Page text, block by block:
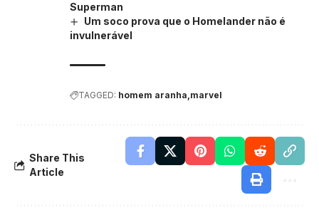
Superman
Um soco prova que o Homelander não é
invulnerável
TAGGED: homem aranha marvel
Share This
Article